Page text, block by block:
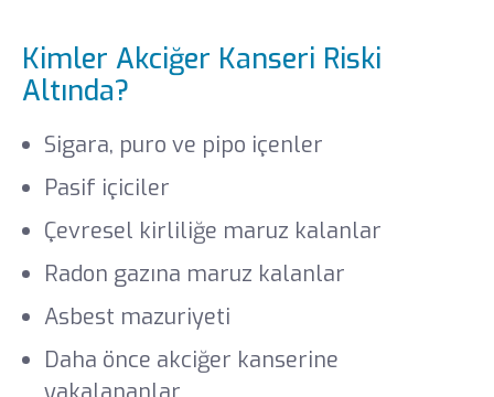
Kimler Akciğer Kanseri Riski
Altında?
Sigara, puro ve pipo içenler
Pasif içiciler
Çevresel kirliliğe maruz kalanlar
Radon gazına maruz kalanlar
Asbest mazuriyeti
Daha önce akciğer kanserine